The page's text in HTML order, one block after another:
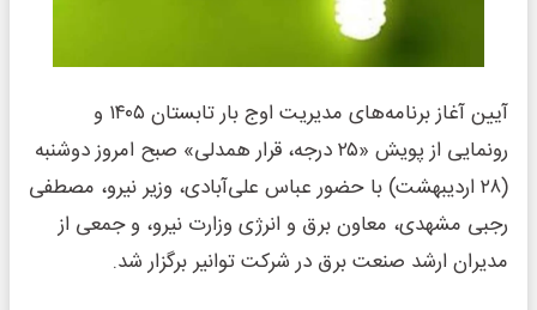
آیین آغاز برنامه‌های مدیریت اوج بار تابستان ۱۴۰۵ و
رونمایی از پویش «۲۵ درجه، قرار همدلی» صبح امروز دوشنبه
(۲۸ اردیبهشت) با حضور عباس علی‌آبادی، وزیر نیرو، مصطفی
رجبی مشهدی، معاون برق و انرژی وزارت نیرو، و جمعی از
مدیران ارشد صنعت برق در شرکت توانیر برگزار شد.